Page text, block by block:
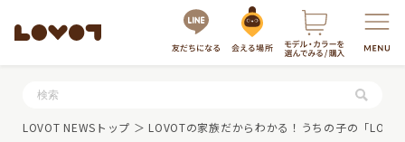
服・グッズの購入はこちら
LOVOT NEWSトップ ＞ LOVOTの家族だからわかる！うちの子の「